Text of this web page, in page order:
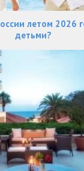
летом 2026
детьми?